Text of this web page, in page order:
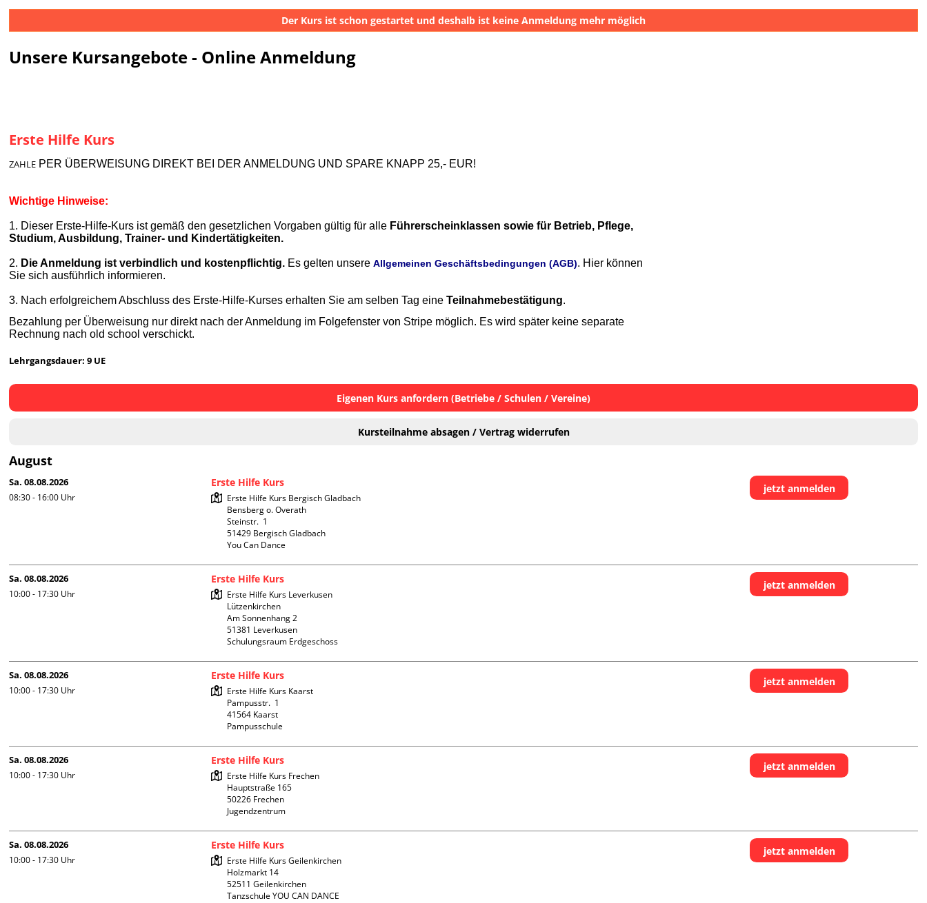
Der Kurs ist schon gestartet und deshalb ist keine Anmeldung mehr möglich
Unsere Kursangebote - Online Anmeldung
Erste Hilfe Kurs
ZAHLE PER ÜBERWEISUNG DIREKT BEI DER ANMELDUNG UND SPARE KNAPP 25,- EUR!
Wichtige Hinweise:
1. Dieser Erste-Hilfe-Kurs ist gemäß den gesetzlichen Vorgaben gültig für alle Führerscheinklassen sowie für Betrieb, Pflege,
Studium, Ausbildung, Trainer- und Kindertätigkeiten.
2. Die Anmeldung ist verbindlich und kostenpflichtig. Es gelten unsereAllgemeinen Geschäftsbedingungen (AGB). Hier können
Sie sich ausführlich informieren.
3. Nach erfolgreichem Abschluss des Erste-Hilfe-Kurses erhalten Sie am selben Tag eineTeilnahmebestätigung.
Bezahlung per Überweisung nur direkt nach der Anmeldung im Folgefenster von Stripe möglich. Es wird später keine separate
Rechnung nach old school verschickt.
Lehrgangsdauer: 9 UE
Eigenen Kurs anfordern (Betriebe / Schulen / Vereine)
Kursteilnahme absagen / Vertrag widerrufen
August
Sa. 08.08.2026
08:30 - 16:00 Uhr
Erste Hilfe Kurs
Erste Hilfe Kurs Bergisch Gladbach
Bensberg o. Overath
Steinstr.  1
51429 Bergisch Gladbach
You Can Dance
jetzt anmelden
Sa. 08.08.2026
10:00 - 17:30 Uhr
Erste Hilfe Kurs
Erste Hilfe Kurs Leverkusen
Lützenkirchen
Am Sonnenhang 2
51381 Leverkusen
Schulungsraum Erdgeschoss
jetzt anmelden
Sa. 08.08.2026
10:00 - 17:30 Uhr
Erste Hilfe Kurs
Erste Hilfe Kurs Kaarst
Pampusstr.  1
41564 Kaarst
Pampusschule
jetzt anmelden
Sa. 08.08.2026
10:00 - 17:30 Uhr
Erste Hilfe Kurs
Erste Hilfe Kurs Frechen
Hauptstraße 165
50226 Frechen
Jugendzentrum
jetzt anmelden
Sa. 08.08.2026
10:00 - 17:30 Uhr
Erste Hilfe Kurs
Erste Hilfe Kurs Geilenkirchen
Holzmarkt 14
52511 Geilenkirchen
Tanzschule YOU CAN DANCE
jetzt anmelden